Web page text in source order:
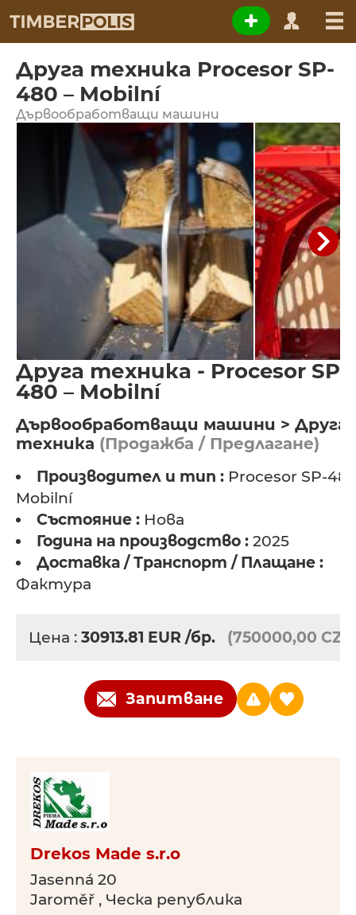
Друга техника Procesor SP-
480 – Mobilní
Дървообработващи машини
Друга техника - Procesor SP-
480 – Mobilní
Дървообработващи машини > Друга
техника (Продажба / Предлагане)
Производител и тип : Procesor SP-
Mobilní
Състояние : Нова
Година на производство : 2025
Доставка / Транспорт / Плащане :
Фактура
Цена : 30913.81 EUR /бр. (750000,00
Запитване
Drekos Made s.r.o
Jasenná 20
Jaroměř , Ческа република